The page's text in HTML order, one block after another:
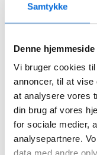
Samtykke
Denne
Vi bruger cookies
annoncer, til at
at analysere vores
din brug af vores
for sociale medier,
analysepartnere.
bedre
Mange
AI
svar
09 April
Vi